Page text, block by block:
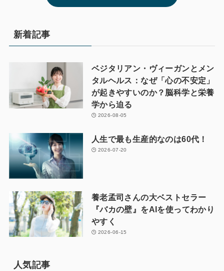
新着記事
ベジタリアン・ヴィーガンとメン
タルヘルス：なぜ「心の不安定」
が起きやすいのか？脳科学と栄養
学から迫る
2026-08-05
人生で最も生産的なのは60代！
2026-07-20
養老孟司さんの大ベストセラー
『バカの壁』をAIを使ってわかり
やすく
2026-06-15
人気記事